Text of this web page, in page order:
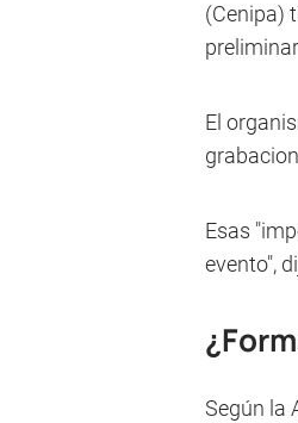
(Cenipa)
El
Esas
evento",
Según la